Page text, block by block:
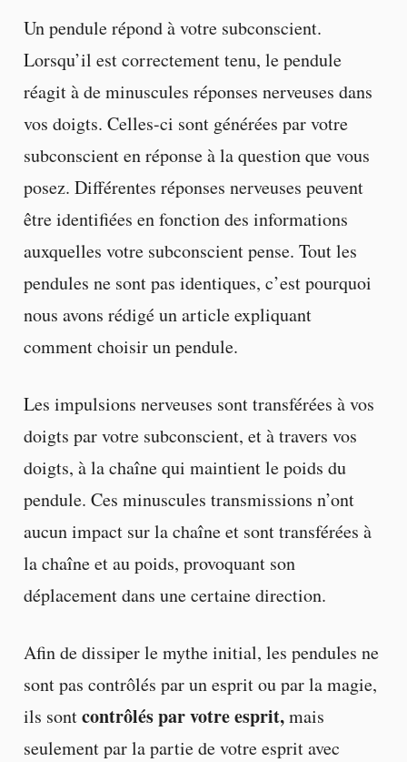
Un pendule répond à votre subconscient.
Lorsqu’il est correctement tenu, le pendule
réagit à de minuscules réponses nerveuses dans
vos doigts. Celles-ci sont générées par votre
subconscient en réponse à la question que vous
posez. Différentes réponses nerveuses peuvent
être identifiées en fonction des informations
auxquelles votre subconscient pense. Tout les
pendules ne sont pas identiques, c’est pourquoi
nous avons rédigé un article expliquant
comment choisir un pendule.
Les impulsions nerveuses sont transférées à vos
doigts par votre subconscient, et à travers vos
doigts, à la chaîne qui maintient le poids du
pendule. Ces minuscules transmissions n’ont
aucun impact sur la chaîne et sont transférées à
la chaîne et au poids, provoquant son
déplacement dans une certaine direction.
Afin de dissiper le mythe initial, les pendules ne
sont pas contrôlés par un esprit ou par la magie,
ils sontcontrôlés par votre esprit,mais
seulement par la partie de votre esprit avec